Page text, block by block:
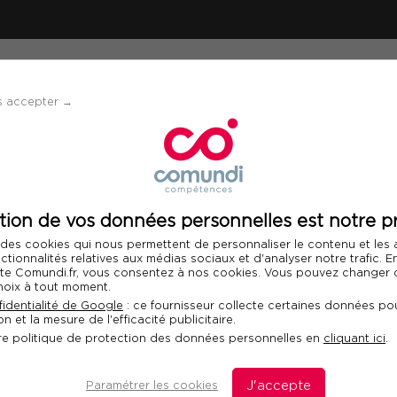
accepter →
de vos données personnelles est notre
cookies qui nous permettent de personnaliser le contenu et les
relatives aux médias sociaux et d'analyser notre trafic.
Comundi.fr, vous consentez à nos cookies. Vous pouvez changer
à tout moment.
de Google : ce fournisseur collecte certaines données
et la mesure de l'efficacité publicitaire.
politique de protection des données personnelles en cliquant ici.
Paramétrer les cookies J'accepte
CONFÉRENCE D'ACTUALITÉ
Tendances
Le rendez-vous annuel des
communication